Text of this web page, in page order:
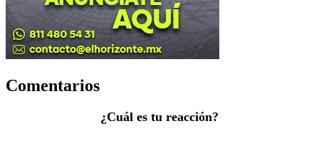
Comentarios